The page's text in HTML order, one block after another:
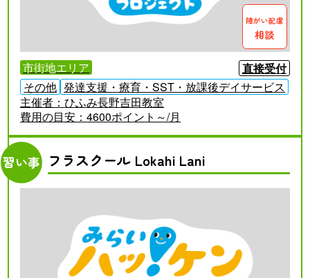
障がい配慮
相談
市街地エリア
直接受付
その他 発達支援・療育・SST・放課後デイサービス
主催者：ひふみ長野吉田教室
費用の目安：4600ポイント～/月
習い事 フラスクール Lokahi Lani